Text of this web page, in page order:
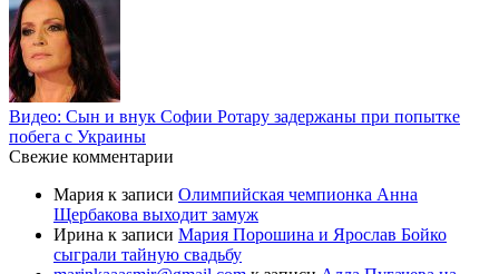
Видео: Сын и внук Софии Ротару задержаны при попытке
побега с Украины
Свежие комментарии
Мария к записи Олимпийская чемпионка Анна
Щербакова выходит замуж
Ирина к записи Мария Порошина и Ярослав Бойко
сыграли тайную свадьбу